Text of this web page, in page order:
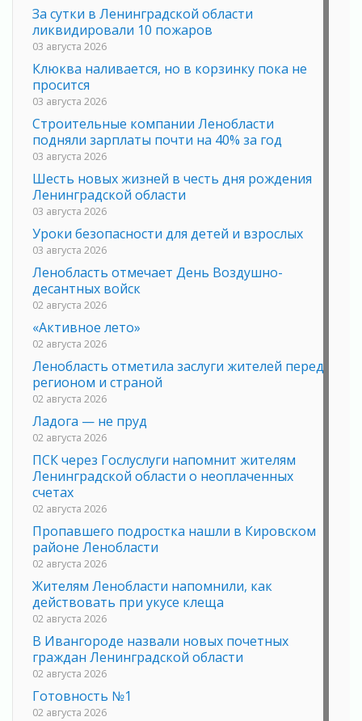
За сутки в Ленинградской области
ликвидировали 10 пожаров
03 августа 2026
Клюква наливается, но в корзинку пока не
просится
03 августа 2026
Строительные компании Ленобласти
подняли зарплаты почти на 40% за год
03 августа 2026
Шесть новых жизней в честь дня рождения
Ленинградской области
03 августа 2026
Уроки безопасности для детей и взрослых
03 августа 2026
Ленобласть отмечает День Воздушно-
десантных войск
02 августа 2026
«Активное лето»
02 августа 2026
Ленобласть отметила заслуги жителей перед
регионом и страной
02 августа 2026
Ладога — не пруд
02 августа 2026
ПСК через Гослуслуги напомнит жителям
Ленинградской области о неоплаченных
счетах
02 августа 2026
Пропавшего подростка нашли в Кировском
районе Ленобласти
02 августа 2026
Жителям Ленобласти напомнили, как
действовать при укусе клеща
02 августа 2026
В Ивангороде назвали новых почетных
граждан Ленинградской области
02 августа 2026
Готовность №1
02 августа 2026